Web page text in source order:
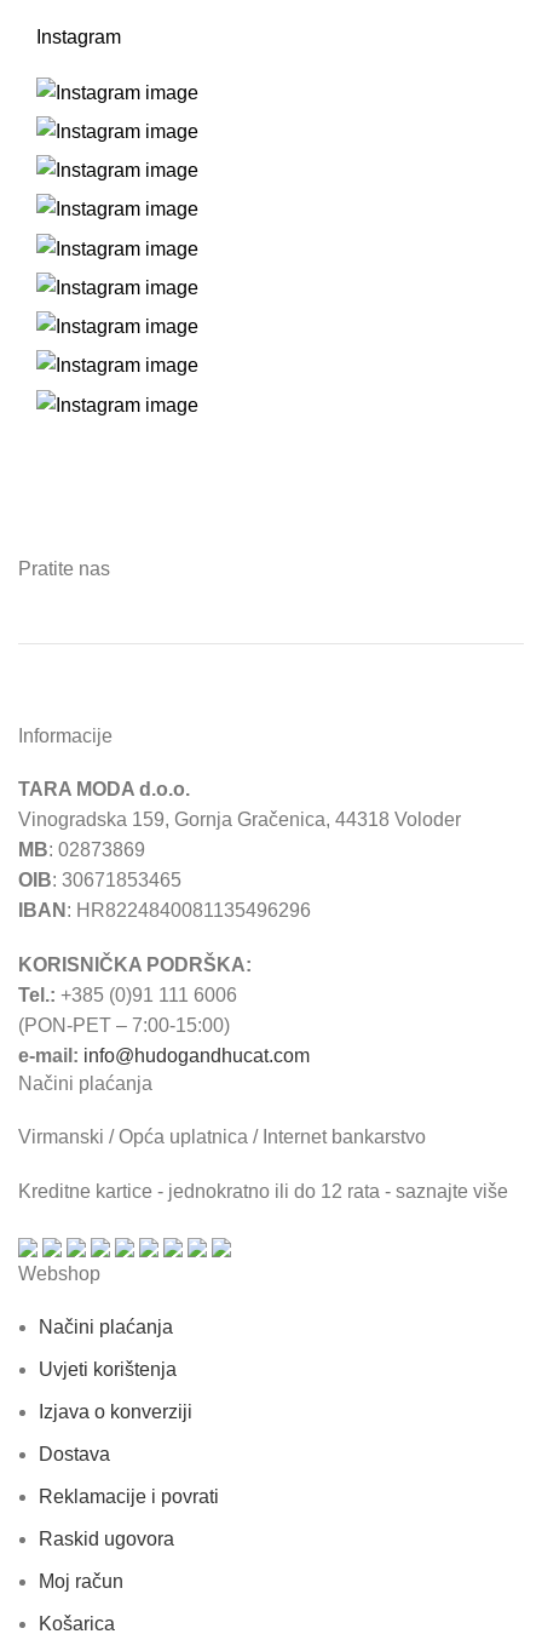
Instagram
Pratite nas
Informacije
TARA MODA d.o.o.
Vinogradska 159, Gornja Gračenica, 44318 Voloder
MB: 02873869
OIB: 30671853465
IBAN : HR8224840081135496296
KORISNIČKA PODRŠKA:
Tel.: +385 (0)91 111 6006
(PON-PET – 7:00-15:00)
e-mail: info@hudogandhucat.com
Načini plaćanja
Virmanski / Opća uplatnica / Internet bankarstvo
Kreditne kartice - jednokratno ili do 12 rata - saznajte više
Webshop
Načini plaćanja
Uvjeti korištenja
Izjava o konverziji
Dostava
Reklamacije i povrati
Raskid ugovora
Moj račun
Košarica